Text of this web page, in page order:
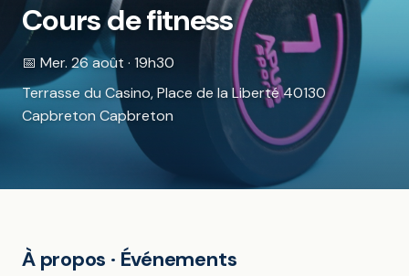
Cours de fitness
📅 Mer. 26 août · 19h30
Terrasse du Casino, Place de la Liberté 40130
Capbreton Capbreton
À propos · Événements